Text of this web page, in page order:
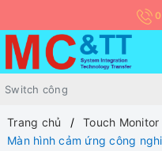
Trang chủ
Touch Monitor
Màn hình cảm ứng công